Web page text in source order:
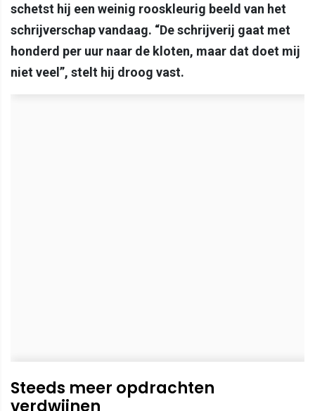
schetst hij een weinig rooskleurig beeld van het
schrijverschap vandaag. “De schrijverij gaat met
honderd per uur naar de kloten, maar dat doet mij
niet veel”, stelt hij droog vast.
Steeds meer opdrachten
verdwijnen